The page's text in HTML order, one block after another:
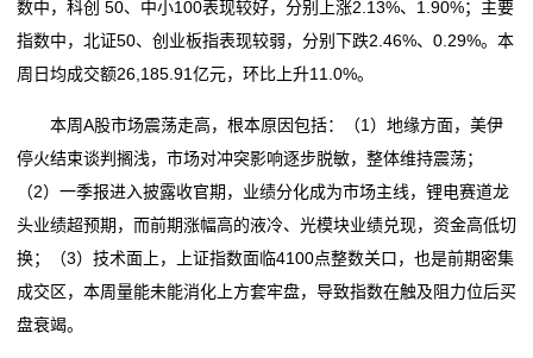
数中，科创 50、中小100表现较好，分别上涨2.13%、1.90%；主要
指数中，北证50、创业板指表现较弱，分别下跌2.46%、0.29%。本
周日均成交额26,185.91亿元，环比上升11.0%。
本周A股市场震荡走高，根本原因包括：（1）地缘方面，美伊
停火结束谈判搁浅，市场对冲突影响逐步脱敏，整体维持震荡；
（2）一季报进入披露收官期，业绩分化成为市场主线，锂电赛道龙
头业绩超预期，而前期涨幅高的液冷、光模块业绩兑现，资金高低切
换；（3）技术面上，上证指数面临4100点整数关口，也是前期密集
成交区，本周量能未能消化上方套牢盘，导致指数在触及阻力位后买
盘衰竭。